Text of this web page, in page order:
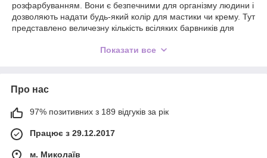
розфарбуванням. Вони є безпечними для організму людини і
дозволяють надати будь-який колір для мастики чи крему. Тут
представлено величезну кількість всіляких барвників для
нашому магазину, можна в кілька кліків купити гелеві харчові
Показати все
Про нас
97% позитивних з 189 відгуків за рік
Працює з 29.12.2017
м. Миколаїв